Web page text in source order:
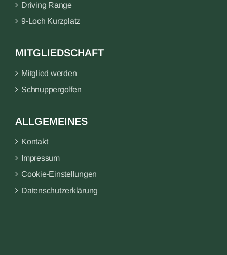
Driving Range
9-Loch Kurzplatz
MITGLIEDSCHAFT
Mitglied werden
Schnuppergolfen
ALLGEMEINES
Kontakt
Impressum
Cookie-Einstellungen
Datenschutzerklärung